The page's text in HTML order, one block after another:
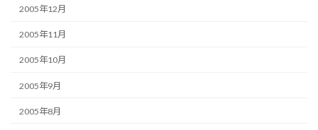
2005年12月
2005年11月
2005年10月
2005年9月
2005年8月